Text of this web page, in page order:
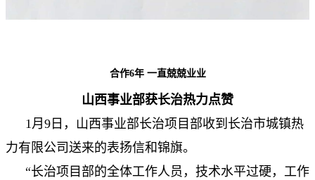
合作6年 一直兢兢业业
山西事业部获长治热力点赞
1月9日，山西事业部长治项目部收到长治市城镇热
力有限公司送来的表扬信和锦旗。
“长治项目部的全体工作人员，技术水平过硬，工作